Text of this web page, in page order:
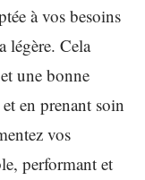
à vos besoins
légère. Cela
une bonne
en prenant soin
vos
performant et